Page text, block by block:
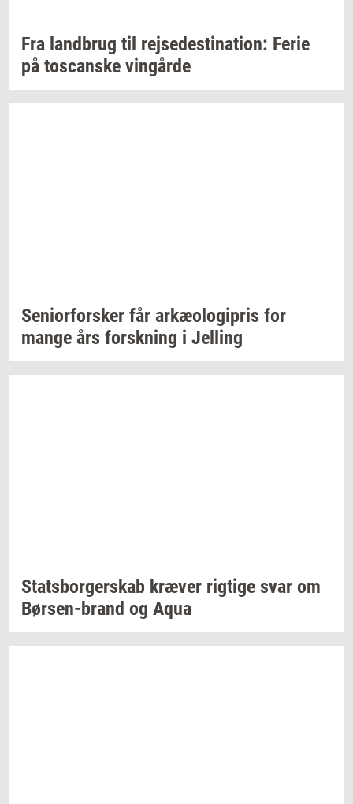
Fra land­brug til rej­se­desti­na­tion: Ferie
på toscan­ske vin­går­de
Se­ni­o­r­for­sker får ar­kæ­o­lo­gi­pris for
mange års forsk­ning i Jel­ling
Stats­bor­ger­skab kræ­ver rig­ti­ge svar om
Børsen-​brand og Aqua